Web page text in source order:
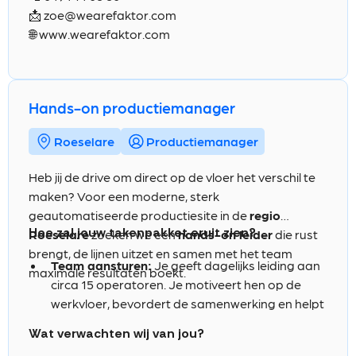
Je beschikt over een zeer goede kennis van het
Nederlands en Frans, bent communicatief sterk
en werkt zelfstandig en gestructureerd.
maandelijks extra netto koopkracht krijgt.
Je ontvangt ecocheques
zodat je beschermd bent tegen onverwachte
medische kosten.
Je bouwt via eengroepsverzekering
Je krijgt een
bedrijfswagen naar keuze met
laadkaart of tankkaart , zodat je comfortabel
en flexibel naar projecten kan verplaatsen.
Je geniet vanglijdende werkurenen de
mogelijkheid tot thuiswerk, waardoor je jouw
werk en privéleven optimaal kan combineren.
Je krijgt toegang totuitgebreide
opleidingsmogelijkheden, zodat je jouw
📩 zoe@wearefaktor.com
🌐www.wearefaktor.com
Hands-on productiemanager
Roeselare Productiemanager
Heb jij de drive om direct op de vloer het verschil te
maken? Voor een moderne, sterk
geautomatiseerde productiesite in deregio
Roeselarezoeken we eenhands-on leiderdie rust
brengt, de lijnen uitzet en samen met het team
maximale resultaten boekt.
Hoe zal jouw takenpakket eruit zien?
Team aansturen: Je geeft dagelijks leiding aan
circa 15 operatoren. Je motiveert hen op de
werkvloer, bevordert de samenwerking en helpt
Productie & kwaliteit bewaken:
Wat verwachten wij van jou?